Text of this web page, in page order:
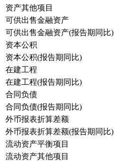
资产其他项目
可供出售金融资产
可供出售金融资产(报告期同比)
资本公积
资本公积(报告期同比)
在建工程
在建工程(报告期同比)
合同负债
合同负债(报告期同比)
外币报表折算差额
外币报表折算差额(报告期同比)
流动资产平衡项目
流动资产其他项目